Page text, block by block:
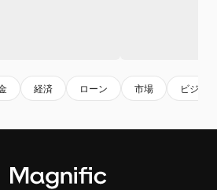
経済 ローン 市場 ビジネス